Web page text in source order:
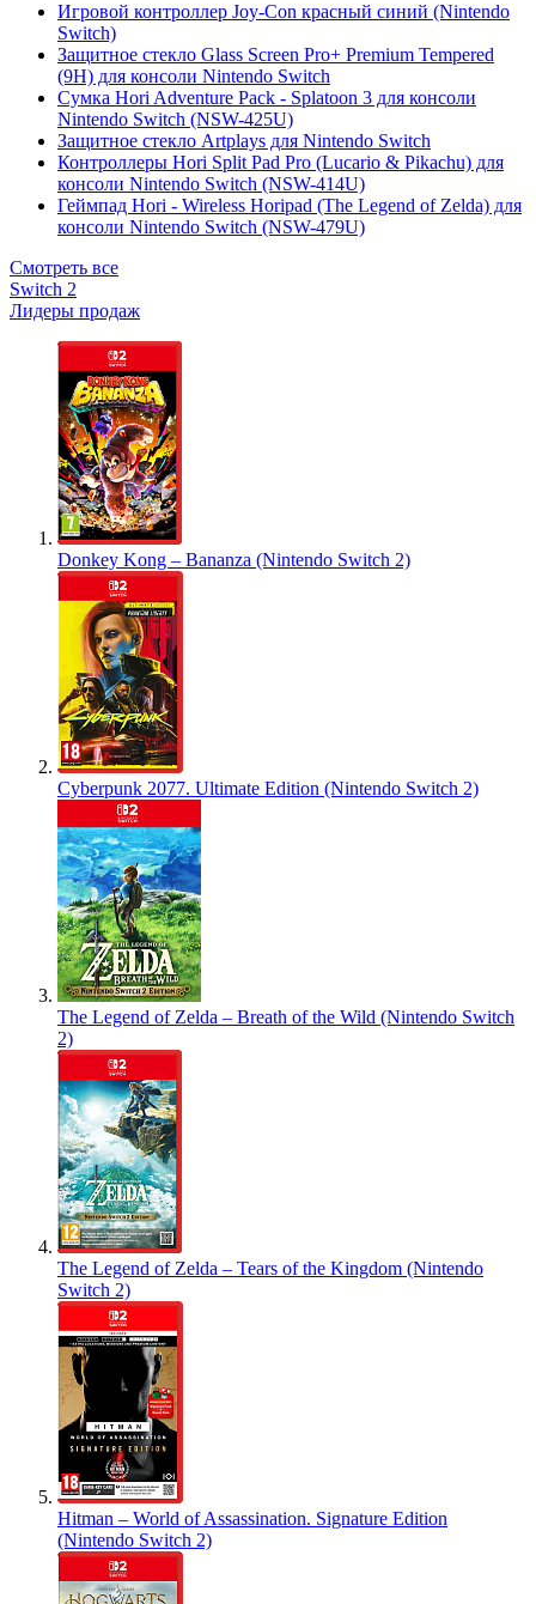
Игровой контроллер Joy-Con красный синий (Nintendo
Switch)
Защитное стекло Glass Screen Pro+ Premium Tempered
(9H) для консоли Nintendo Switch
Сумка Hori Adventure Pack - Splatoon 3 для консоли
Nintendo Switch (NSW-425U)
Защитное стекло Artplays для Nintendo Switch
Контроллеры Hori Split Pad Pro (Lucario & Pikachu) для
консоли Nintendo Switch (NSW-414U)
Геймпад Hori - Wireless Horipad (The Legend of Zelda) для
консоли Nintendo Switch (NSW-479U)
Смотреть все
Switch 2
Лидеры продаж
Donkey Kong – Bananza (Nintendo Switch 2)
Cyberpunk 2077. Ultimate Edition (Nintendo Switch 2)
The Legend of Zelda – Breath of the Wild (Nintendo Switch
2)
The Legend of Zelda – Tears of the Kingdom (Nintendo
Switch 2)
Hitman – World of Assassination. Signature Edition
(Nintendo Switch 2)